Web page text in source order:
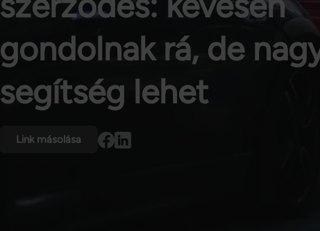
gondolnak rá, de
segítség lehet
Link másolása